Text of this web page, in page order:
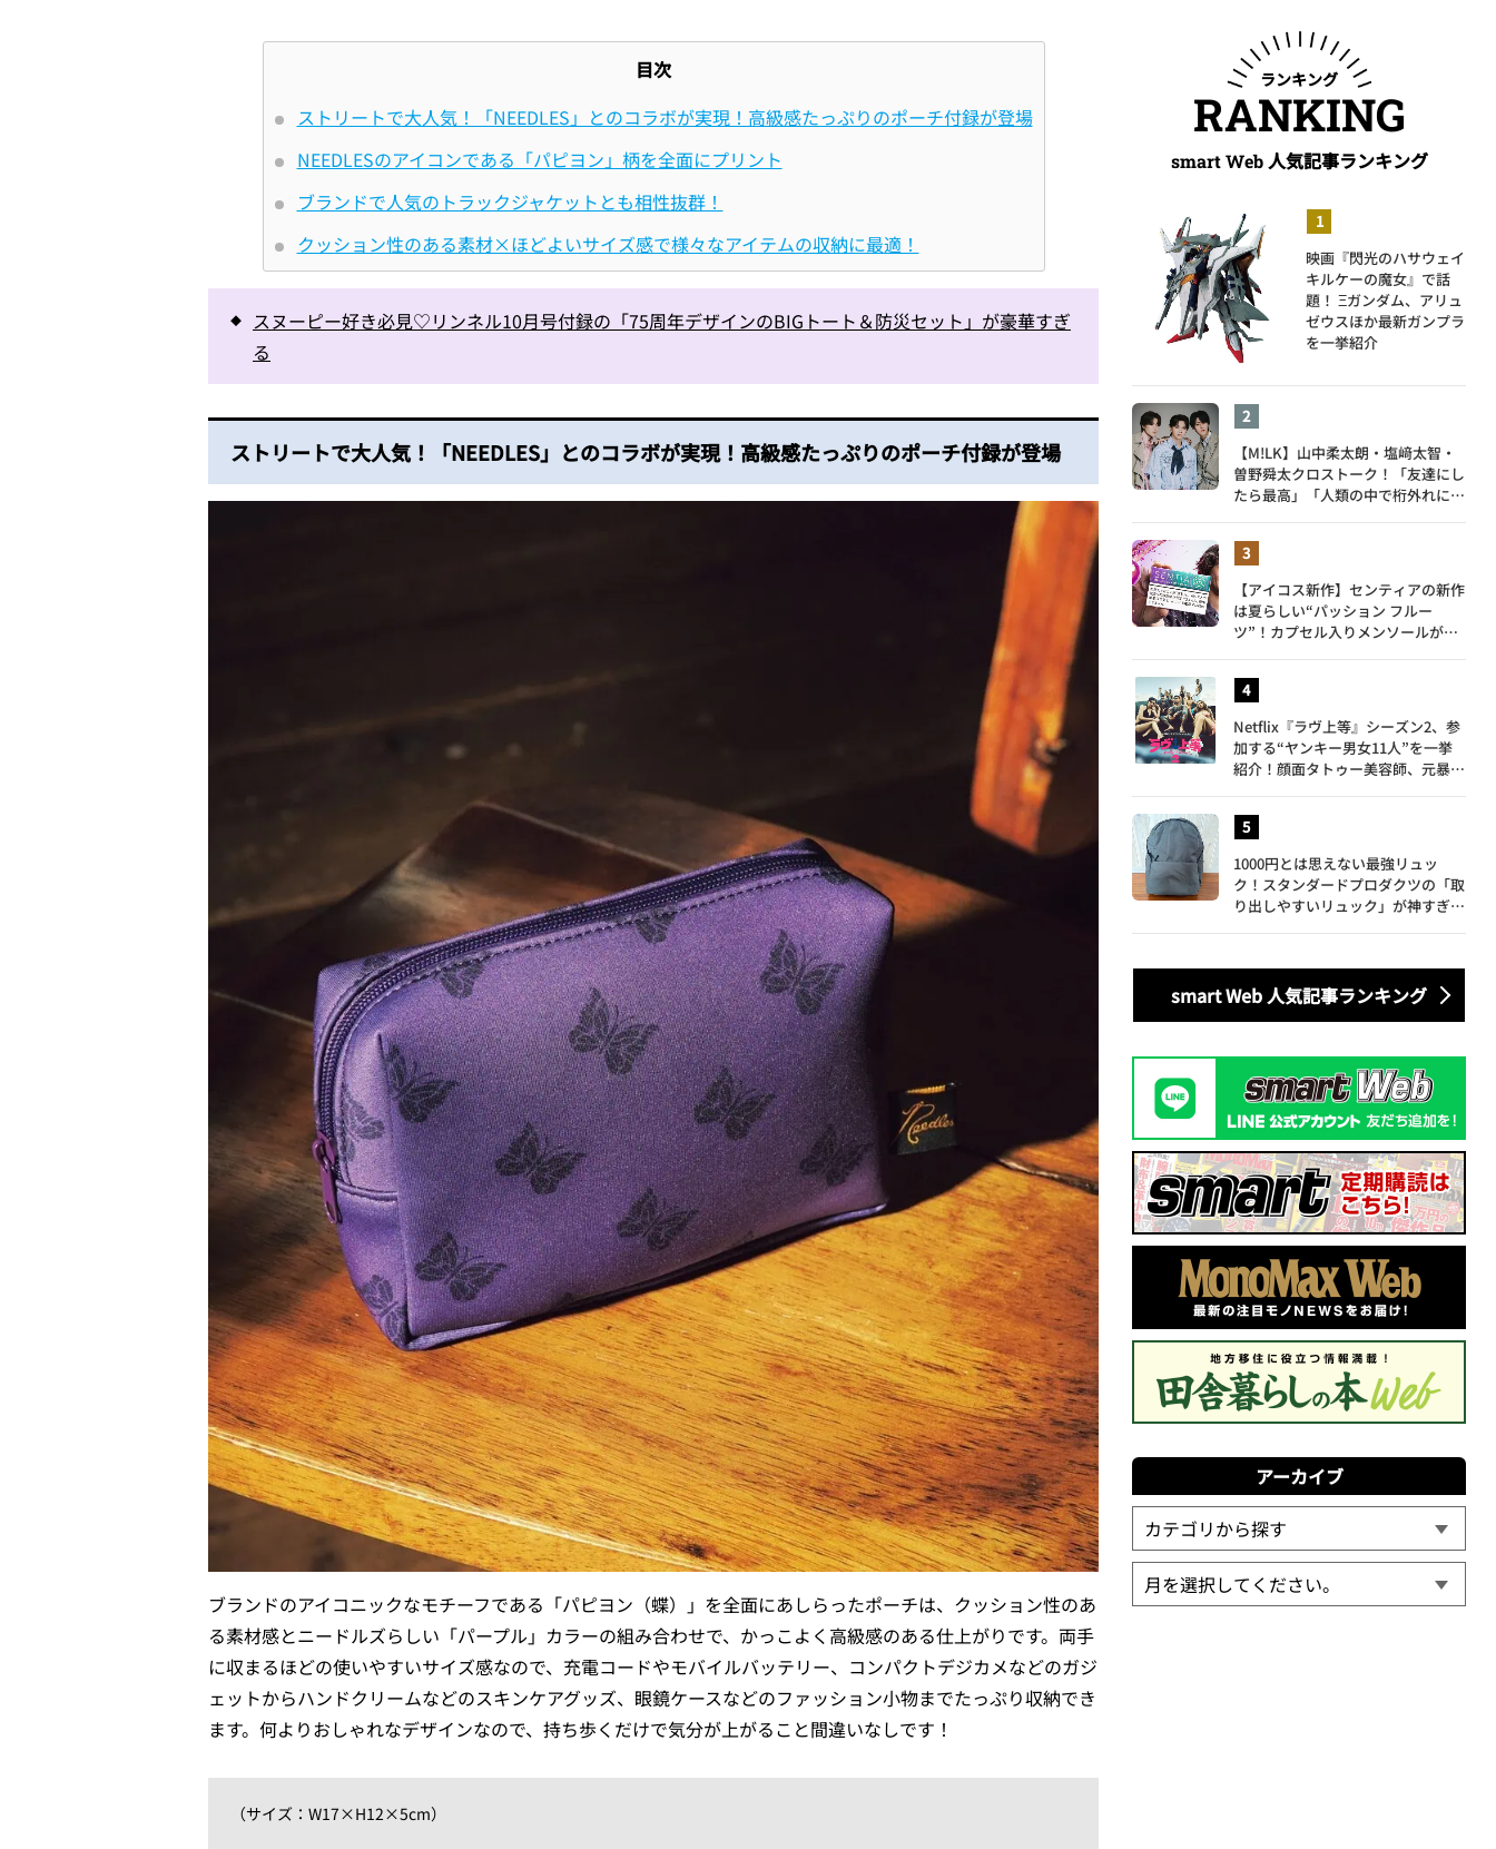
Mute
目次
ストリートで大人気！「NEEDLES」とのコラボが実現！高級感たっぷりのポーチ付録が登場
NEEDLESのアイコンである「パピヨン」柄を全面にプリント
ブランドで人気のトラックジャケットとも相性抜群！
クッション性のある素材×ほどよいサイズ感で様々なアイテムの収納に最適！
スヌーピー好き必見♡リンネル10月号付録の「75周年デザインのBIGトート＆防災セット」が豪華すぎ
る
ストリートで大人気！「NEEDLES」とのコラボが実現！高級感たっぷりのポーチ付録が登場
ブランドのアイコニックなモチーフである「パピヨン（蝶）」を全面にあしらったポーチは、クッション性のあ
る素材感とニードルズらしい「パープル」カラーの組み合わせで、かっこよく高級感のある仕上がりです。両手
に収まるほどの使いやすいサイズ感なので、充電コードやモバイルバッテリー、コンパクトデジカメなどのガジ
ェットからハンドクリームなどのスキンケアグッズ、眼鏡ケースなどのファッション小物までたっぷり収納でき
ます。何よりおしゃれなデザインなので、持ち歩くだけで気分が上がること間違いなしです！
（サイズ：W17×H12×5cm）
ランキング
RANKING
smart Web人気記事ランキング
映画『閃光のハサウェイ
キルケーの魔女』で話
題！ Ξガンダム、アリュ
ゼウスほか最新ガンプラ
を一挙紹介
【M!LK】山中柔太朗・塩﨑太智・
曽野舜太クロストーク！「友達にし
たら最高」「人類の中で桁外れに面
【アイコス新作】センティアの新作
は夏らしい“パッション フルー
ツ”！カプセル入りメンソールが仲
Netflix『ラヴ上等』シーズン2、参
加する“ヤンキー男女11人”を一挙
紹介！顔面タトゥー美容師、元暴走
1000円とは思えない最強リュッ
ク！スタンダードプロダクツの「取
り出しやすいリュック」が神すぎ
smart Web 人気記事ランキング
アーカイブ